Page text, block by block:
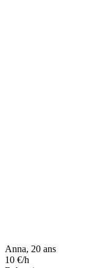
Anna, 20 ans
10 €/h